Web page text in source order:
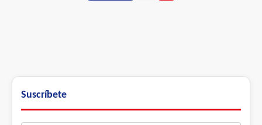
Suscríbete